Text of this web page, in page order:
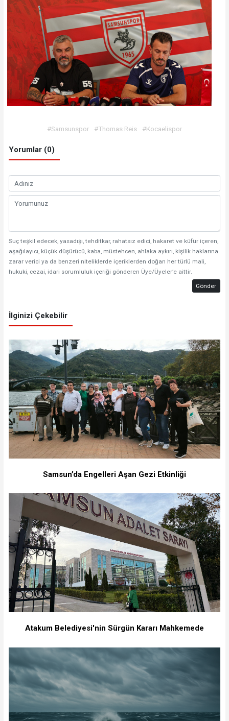
#Samsunspor #Thomas Reis #Kocaelispor
Yorumlar (0)
Suç teşkil edecek, yasadışı, tehditkar, rahatsız edici, hakaret ve küfür içeren,
aşağılayıcı, küçük düşürücü, kaba, müstehcen, ahlaka aykırı, kişilik haklarına
zarar verici ya da benzeri niteliklerde içeriklerden doğan her türlü mali,
hukuki, cezai, idari sorumluluk içeriği gönderen Üye/Üyeler’e aittir.
Gönder
İlginizi Çekebilir
Samsun’da Engelleri Aşan Gezi Etkinliği
Atakum Belediyesi'nin Sürgün Kararı Mahkemede